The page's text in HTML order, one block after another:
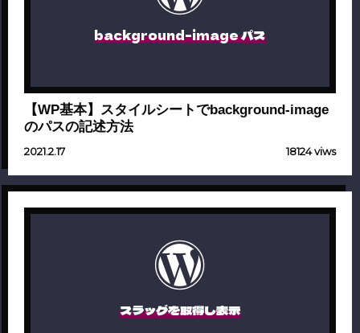
background-image パス
【WP基本】スタイルシートでbackground-image
のパスの記述方法
2021.2.17 18124 viws
スラッグを取得し表示